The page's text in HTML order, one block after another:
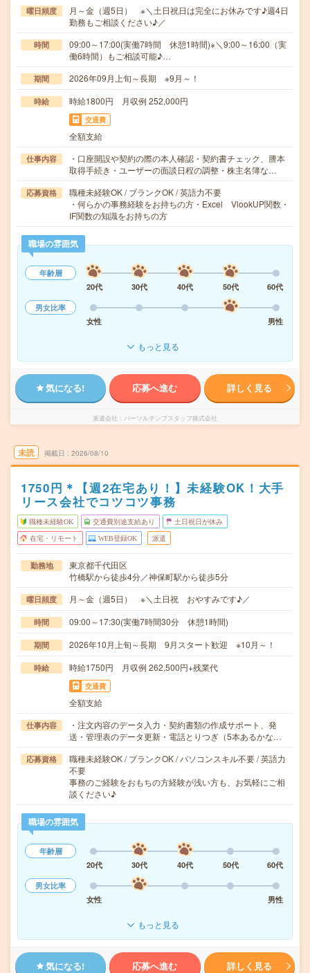
曜日頻度
月～金（週5日） ※＼土日祝日は完全にお休みです♪週4日
勤務もご相談ください♪／
時間
09:00～17:00(実働7時間 休憩1時間)※＼9:00～16:00（実
働6時間）もご相談可能♪…
期間 2026年09月上旬～長期 ※9月～！
時給 時給1800円 月収例 252,000円
交通費
全額支給
仕事内容
・口座開設や契約の際の本人確認・契約書チェック、謄本
取得手続き・ユーザーの面談日程の調整・株主名簿な…
応募資格
職種未経験OK / ブランクOK / 英語力不要
・何らかの事務経験をお持ちの方・Excel VlookUP関数・
IF関数の知識をお持ちの方
職場の雰囲気
年齢層
20代
30代 40代 50代
60代
男女比率
女性
男性
もっと見る
気になる! 応募へ進む 詳しく見る
派遣会社 パーソルテンプスタッフ株式会社
未読 掲載日 2026/08/10
1750円＊【週2在宅あり！】未経験OK！大手
リース会社でコツコツ事務
職種未経験OK 交通費別途支給あり 土日祝日が休み
在宅・リモート WEB登録OK 派遣
勤務地
東京都千代田区
竹橋駅から徒歩4分／神保町駅から徒歩5分
曜日頻度 月～金（週5日） ※＼土日祝 おやすみです♪／
時間 09:00～17:30(実働7時間30分 休憩1時間)
期間 2026年10月上旬～長期 9月スタート歓迎 ※10月～！
時給 時給1750円 月収例 262,500円+残業代
交通費
全額支給
仕事内容
・注文内容のデータ入力・契約書類の作成サポート、発
送・管理表のデータ更新・電話とりつぎ（5本あるかな…
応募資格
職種未経験OK / ブランクOK / パソコンスキル不要 / 英語力
不要
事務のご経験をおもちの方経験が浅い方も、お気軽にご相
談ください♪
職場の雰囲気
年齢層
20代
30代 40代 50代
60代
男女比率
女性
男性
もっと見る
気になる! 応募へ進む 詳しく見る